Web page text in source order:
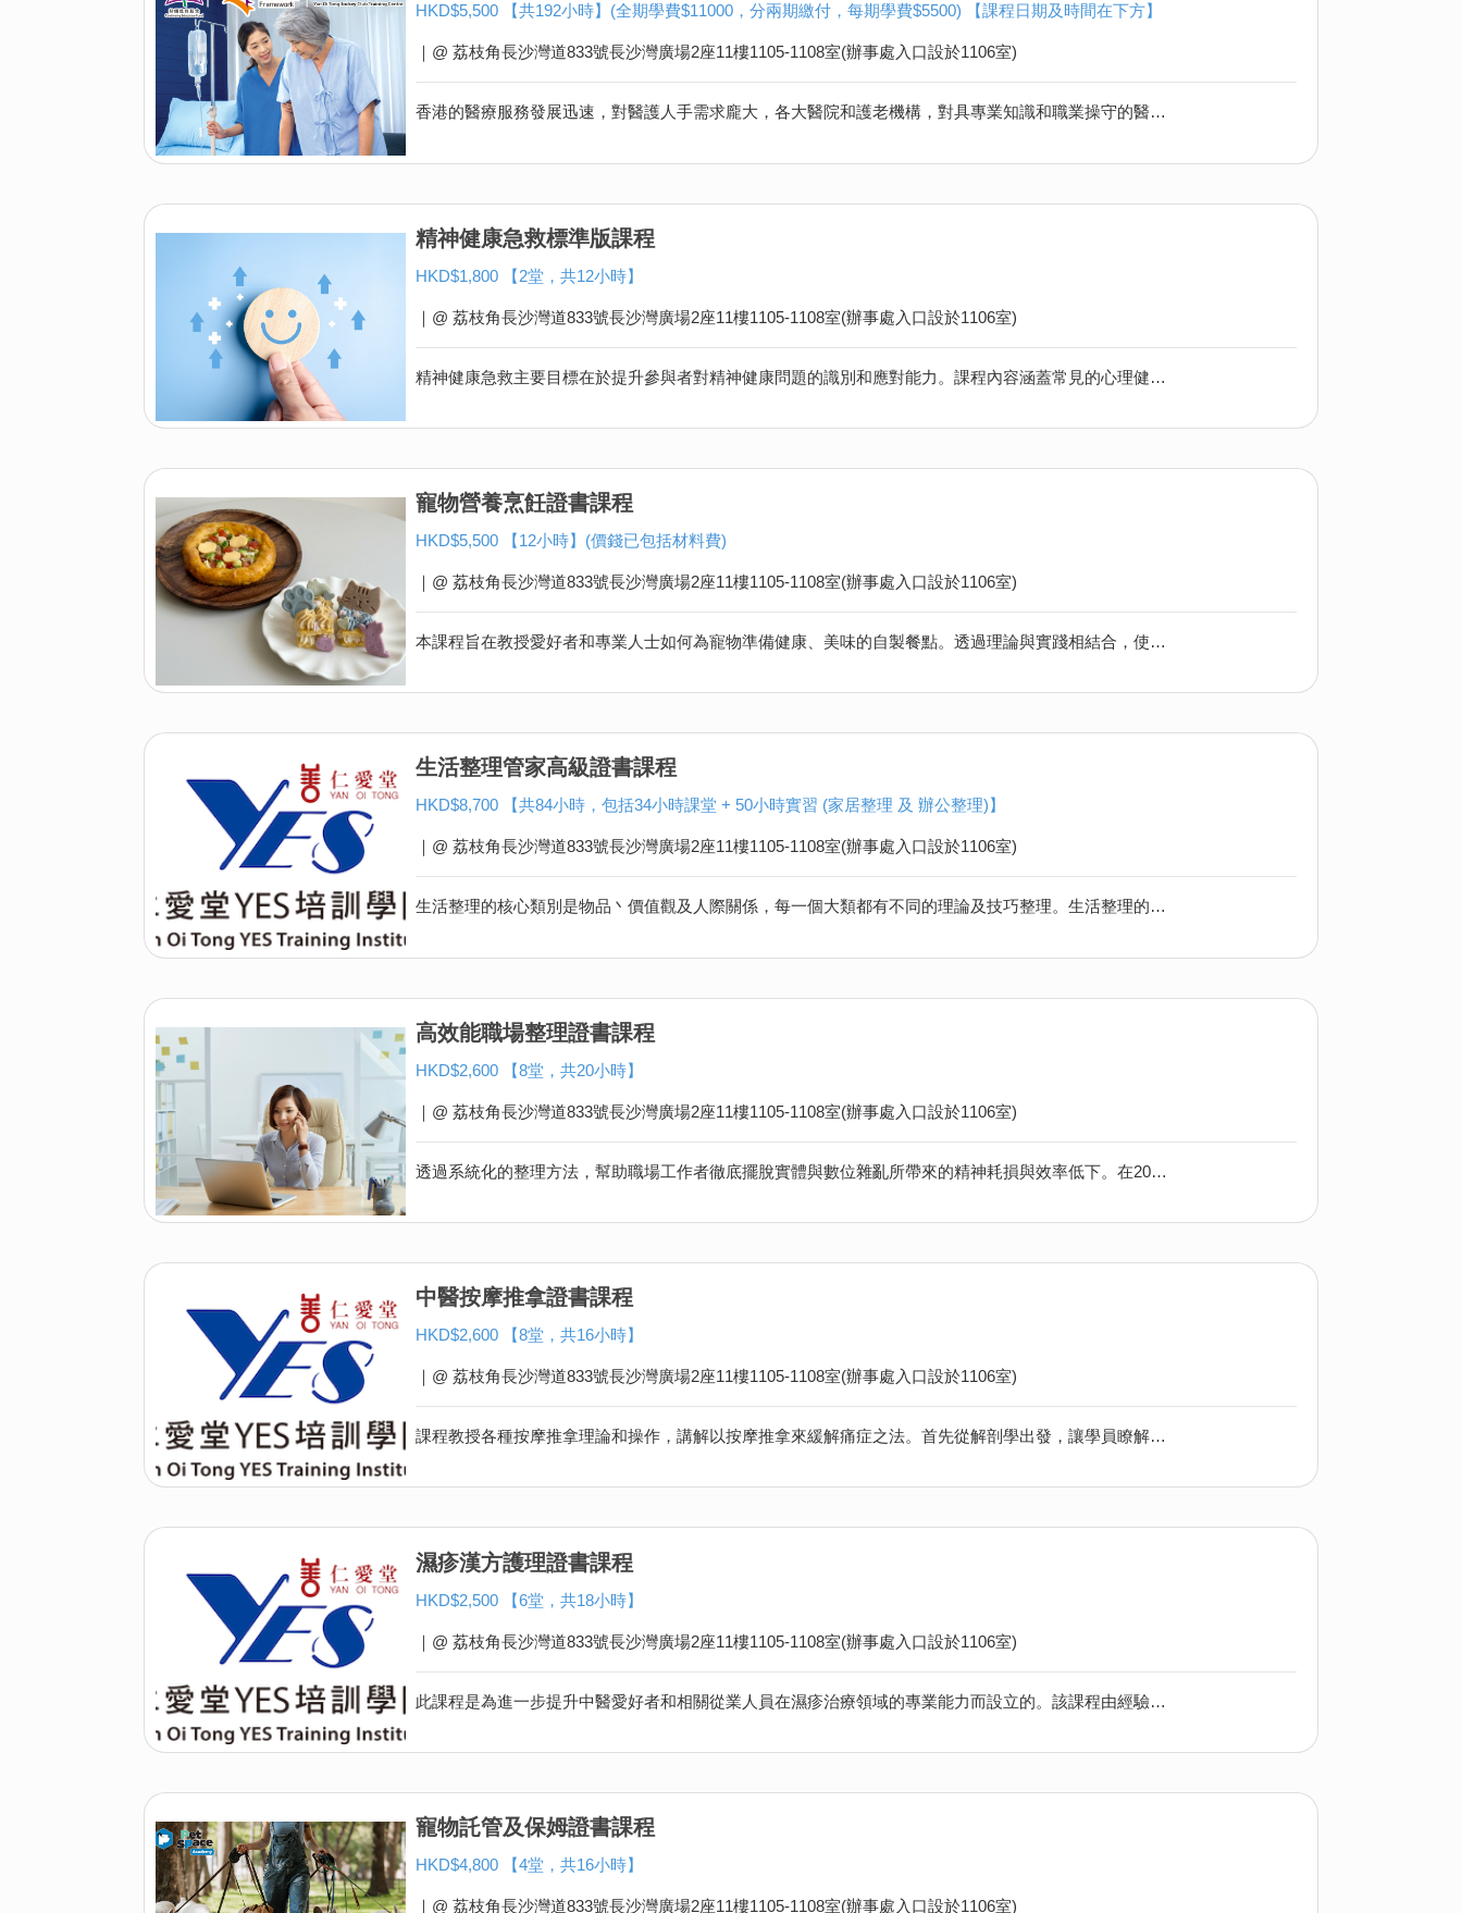
HKD$5,500 【共192小時】(全期學費$11000，分兩期繳付，每期學費$5500) 【課程日期及時間在下方】
｜@ 荔枝角長沙灣道833號長沙灣廣場2座11樓1105-1108室(辦事處入口設於1106室)
香港的醫療服務發展迅速，對醫護人手需求龐大，各大醫院和護老機構，對具專業知識和職業操守的醫療支援人員求才若渴。本機構課程獲得醫院管理局認可，課程內容程涵蓋理論和實務操作，教授基本護理學和照顧臨床病人技巧，讓學員掌握相關的知識和技能。修畢後，學員可向醫院管理局申請應徵醫護支援人員（三級病人服務助理）。
精神健康急救標準版課程
HKD$1,800 【2堂，共12小時】
｜@ 荔枝角長沙灣道833號長沙灣廣場2座11樓1105-1108室(辦事處入口設於1106室)
精神健康急救主要目標在於提升參與者對精神健康問題的識別和應對能力。課程內容涵蓋常見的心理健康障礙，如焦慮、抑鬱和精神分裂等，並提供有效的溝通技巧和朋輩支援策略。參與者將學會如何識別危機情況、提供初步的支持，以及引導有需要人士尋求專業協助。課程強調實踐和互動，透過案例討論和角色扮演來增強理解和應用能力。最終目標是培養具備精神健康急救知識的社區成員，促進心理健康意識和社區支援。
寵物營養烹飪證書課程
HKD$5,500 【12小時】(價錢已包括材料費)
｜@ 荔枝角長沙灣道833號長沙灣廣場2座11樓1105-1108室(辦事處入口設於1106室)
本課程旨在教授愛好者和專業人士如何為寵物準備健康、美味的自製餐點。透過理論與實踐相結合，使學員能夠了解寵物的營養需求，並掌握烹飪技巧。
生活整理管家高級證書課程
HKD$8,700 【共84小時，包括34小時課堂 + 50小時實習 (家居整理 及 辦公整理)】
｜@ 荔枝角長沙灣道833號長沙灣廣場2座11樓1105-1108室(辦事處入口設於1106室)
生活整理的核心類別是物品丶價值觀及人際關係，每一個大類都有不同的理論及技巧整理。生活整理的範疇比家居整理收納更多樣化，因此學員需要多樣化的實務技巧，在服務中辨識到個案的物品丶價值觀及人際關係的真正需要，正確地以不同方法進行互動，為客戶建立真正開心丶快樂丶安全的理想家居。 近年生活整理的概念逐漸受到重視，大家都認同「執嘢」和「執心」是息息相關，缺一不可，市場上更延伸出多個新項目，包括生前/終活整理，樂活人生下半場及遺物整理等，這幾個項目均需要生活整理師與客戶有更多層次的溝通，才能確立客戶改變的決心，坐言起行地定立行動計劃，因此生活整理收納師需要提升溝通及調整能力。 本課程是人生整理的實體練習場，理論與實戰並重。除全面涵蓋整理收納、企業整理、價值觀與人際關係等範疇外，課程需完成50小時實習，實習場景包括家居、商業店舖及辦公室，並有完整服務流程。課程期間最少提供兩次集體實習，確保學員親身體驗真實客戶個案。另設一對一專業規劃（另約時間），協助學員訂立個人發展路徑。
高效能職場整理證書課程
HKD$2,600 【8堂，共20小時】
｜@ 荔枝角長沙灣道833號長沙灣廣場2座11樓1105-1108室(辦事處入口設於1106室)
透過系統化的整理方法，幫助職場工作者徹底擺脫實體與數位雜亂所帶來的精神耗損與效率低下。在20小時的實戰訓練中，您將能： 1. 系統建立： 打造個人化的實體辦公區與任務管理的系統，改善身心雜亂的狀態。 2. 6常法(6S) 提升效率： 大幅減少每日「找東西」、「被分心」、「處理郵件」的時間。 3. SMART GOALS 與任務可視化，清空心理負擔，重獲職場掌控感。 4. 專注強化：學會捕捉所有待辦事項，並將其轉化為可執行的行動計劃，將成果以高效能表達。 5. 職場需要儀式感 - 建立簡單易行的每日/每週覆盤儀式，讓改變成為一場真正的革命。 6. 生涯規劃 - 個人與企業核心價值共融
中醫按摩推拿證書課程
HKD$2,600 【8堂，共16小時】
｜@ 荔枝角長沙灣道833號長沙灣廣場2座11樓1105-1108室(辦事處入口設於1106室)
課程教授各種按摩推拿理論和操作，講解以按摩推拿來緩解痛症之法。首先從解剖學出發，讓學員瞭解都市筋骨痛症的病理和各按摩推拿技術的原理，融會各種技巧，靈活運用在不同疾病上。課程設有實務課，讓學員將 理論實踐，掌握技術。
濕疹漢方護理證書課程
HKD$2,500 【6堂，共18小時】
｜@ 荔枝角長沙灣道833號長沙灣廣場2座11樓1105-1108室(辦事處入口設於1106室)
此課程是為進一步提升中醫愛好者和相關從業人員在濕疹治療領域的專業能力而設立的。該課程由經驗豐富的中醫專家和濕疹治療領域的資深教授組成的教學團隊負責指導。學員將通過系統的理論學習、病例分析和實際操作等方式，進一步掌握中醫濕疹治療的核心理論和操作技巧。
寵物託管及保姆證書課程
HKD$4,800 【4堂，共16小時】
｜@ 荔枝角長沙灣道833號長沙灣廣場2座11樓1105-1108室(辦事處入口設於1106室)